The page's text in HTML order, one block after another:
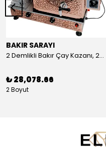
BAKIR SARAYI
2 Demlikli Bakır Çay Kazanı, 25 Litre
₺ 28,078.66
2 Boyut